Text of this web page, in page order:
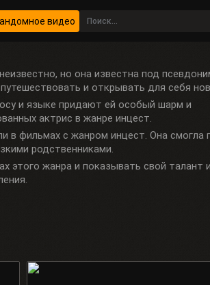
видео
но она известна под
и открывать для себя
и языке придают ей особый шарм и
актрис в жанре инцест.
в фильмах с жанром инцест. Она смогла
родственниками.
этого жанра и показывать свой талант и